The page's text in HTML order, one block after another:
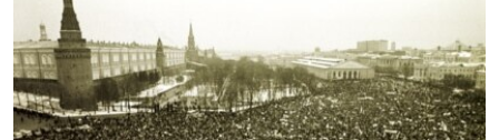
ЭЖЕ-СИҢДИЛЕР
АЗАТТЫК+
ЫҢГАЙСЫЗ СУРООЛОР
ОНЛАЙН ШЕРИНЕ